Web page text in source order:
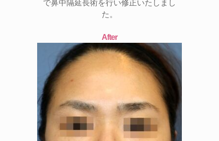
で鼻中隔延長術を行い修正いたしまし
た。
After